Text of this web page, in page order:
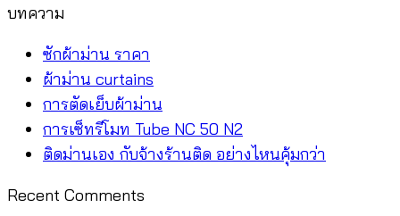
บทความ
ซักผ้าม่าน ราคา
ความ
เห็น
บน
ซัก
ผ้าม่าน curtains
ความ
เห็น
บน
การตัดเย็บผ้าม่าน
ความ
เห็น
การเซ็ทรีโมท Tube NC 50 N2
ความ
ติดม่านเอง กับจ้างร้านติด อย่างไหนคุ้มกว่า
Recent Comments